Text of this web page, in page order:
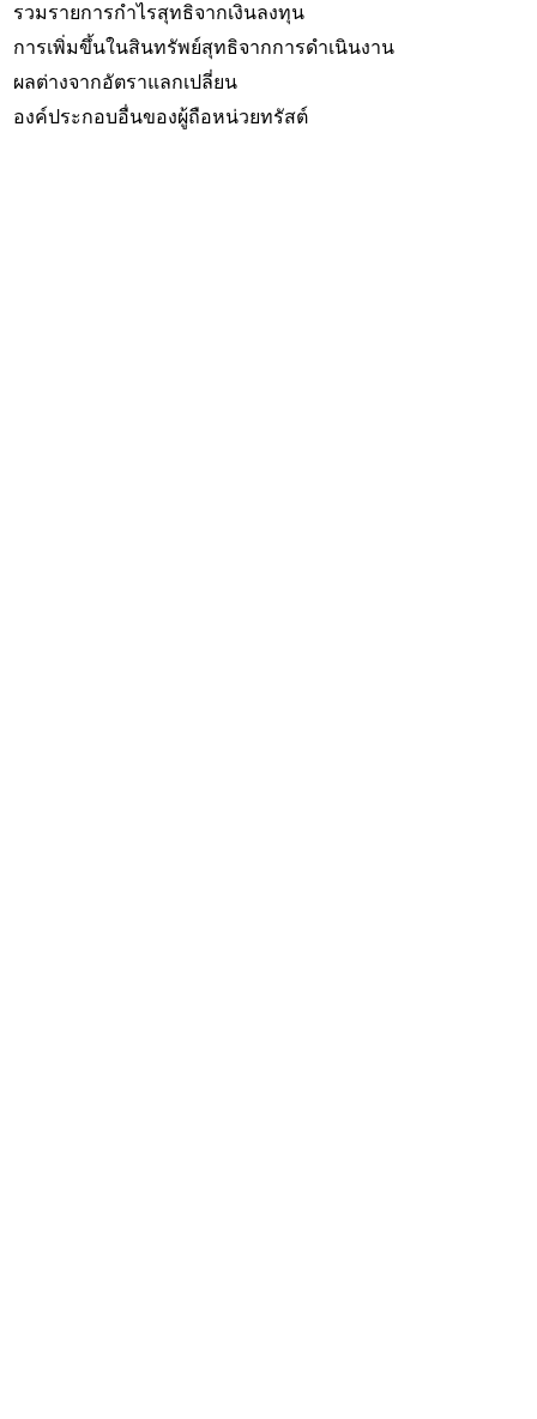
รวมรายการกำไรสุทธิจากเงินลงทุน
การเพิ่มขึ้นในสินทรัพย์สุทธิจากการดำเนินงาน
ผลต่างจากอัตราแลกเปลี่ยน
องค์ประกอบอื่นของผู้ถือหน่วยทรัสต์